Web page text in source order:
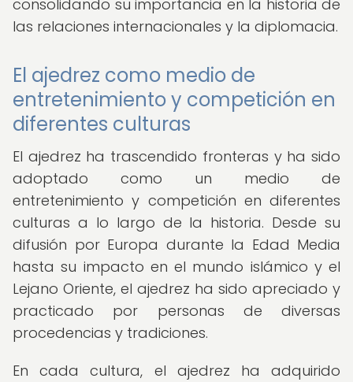
consolidando su importancia en la historia de
las relaciones internacionales y la diplomacia.
El ajedrez como medio de
entretenimiento y competición en
diferentes culturas
El ajedrez ha trascendido fronteras y ha sido
adoptado como un medio de
entretenimiento y competición en diferentes
culturas a lo largo de la historia. Desde su
difusión por Europa durante la Edad Media
hasta su impacto en el mundo islámico y el
Lejano Oriente, el ajedrez ha sido apreciado y
practicado por personas de diversas
procedencias y tradiciones.
En cada cultura, el ajedrez ha adquirido